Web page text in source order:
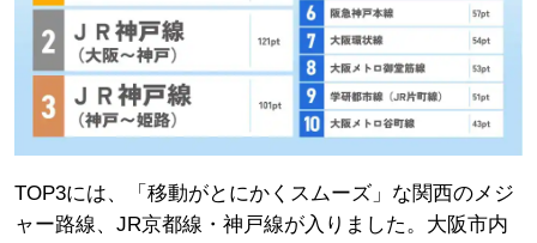
TOP3には、「移動がとにかくスムーズ」な関西のメジ
ャー路線、JR京都線・神戸線が入りました。大阪市内